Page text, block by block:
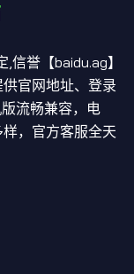
誉【baidu.ag】
官网地址、登录
流畅兼容，电
，官方客服全天